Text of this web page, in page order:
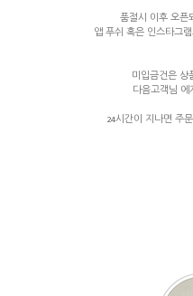
품절시 이후 오픈
앱 푸쉬 혹은 인스타그
미입금건은 상
다음고객님
24시간이 지나면 주